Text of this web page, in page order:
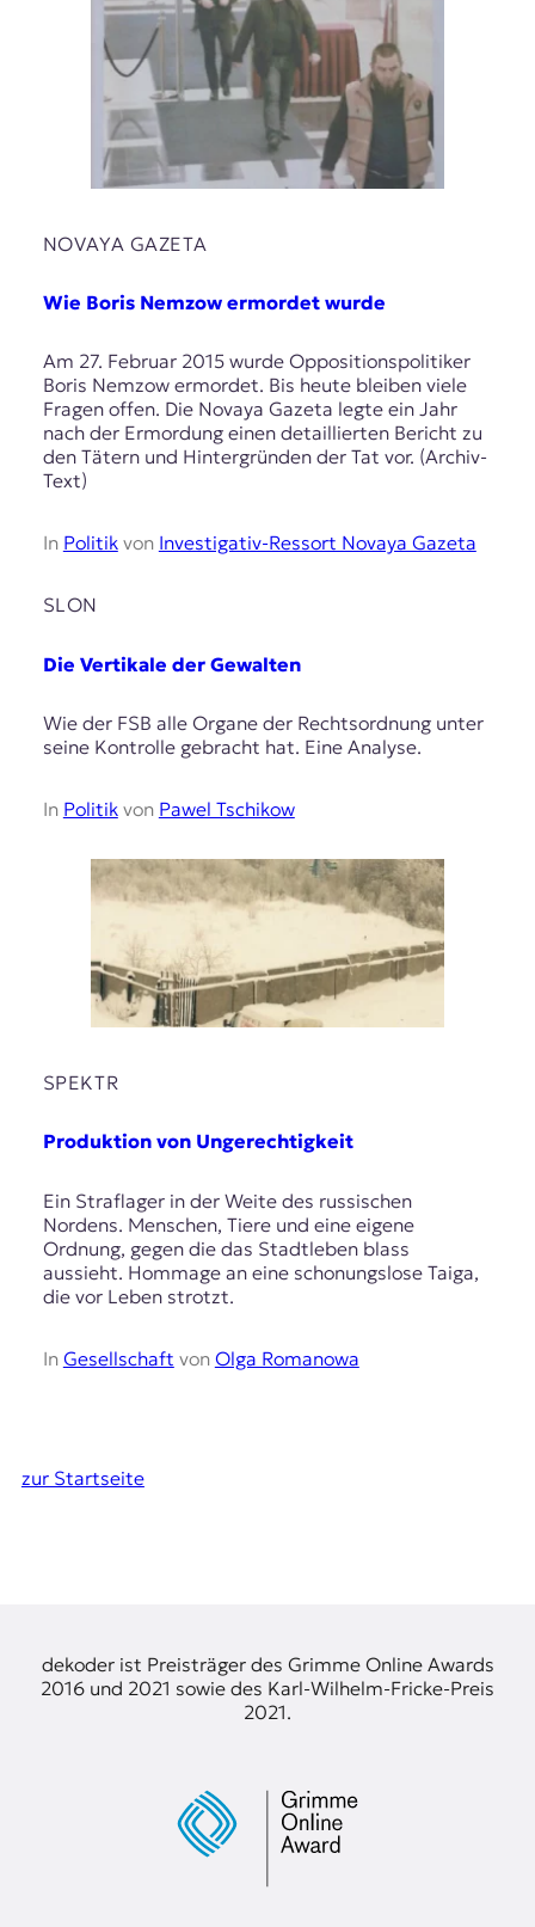
NOVAYA GAZETA
Wie Boris Nemzow ermordet wurde
Am 27. Februar 2015 wurde Oppositionspolitiker
Boris Nemzow ermordet. Bis heute bleiben viele
Fragen offen. Die Novaya Gazeta legte ein Jahr
nach der Ermordung einen detaillierten Bericht zu
den Tätern und Hintergründen der Tat vor. (Archiv-
Text)
In Politikvon Investigativ-Ressort Novaya Gazeta
SLON
Die Vertikale der Gewalten
Wie der FSB alle Organe der Rechtsordnung unter
seine Kontrolle gebracht hat. Eine Analyse.
In Politikvon Pawel Tschikow
SPEKTR
Produktion von Ungerechtigkeit
Ein Straflager in der Weite des russischen
Nordens. Menschen, Tiere und eine eigene
Ordnung, gegen die das Stadtleben blass
aussieht. Hommage an eine schonungslose Taiga,
die vor Leben strotzt.
In Gesellschaft von Olga Romanowa
zur Startseite
dekoder ist Preisträger des Grimme Online Awards
2016 und 2021 sowie des Karl-Wilhelm-Fricke-Preis
2021.